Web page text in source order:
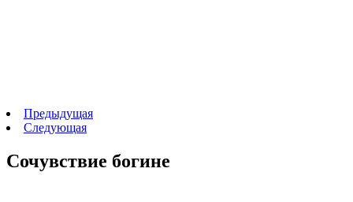
Предыдущая
Следующая
Сочувствие богине